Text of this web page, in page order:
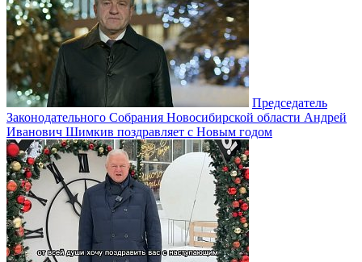
Председатель
Законодательного Собрания Новосибирской области Андрей
Иванович Шимкив поздравляет с Новым годом